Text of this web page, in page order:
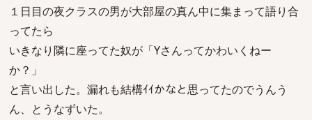
１日目の夜クラスの男が大部屋の真ん中に集まって語り合
ってたら
いきなり隣に座ってた奴が「Yさんってかわいくねー
か？」
と言い出した。漏れも結構ｲｲかなと思ってたのでうんう
ん、とうなずいた。